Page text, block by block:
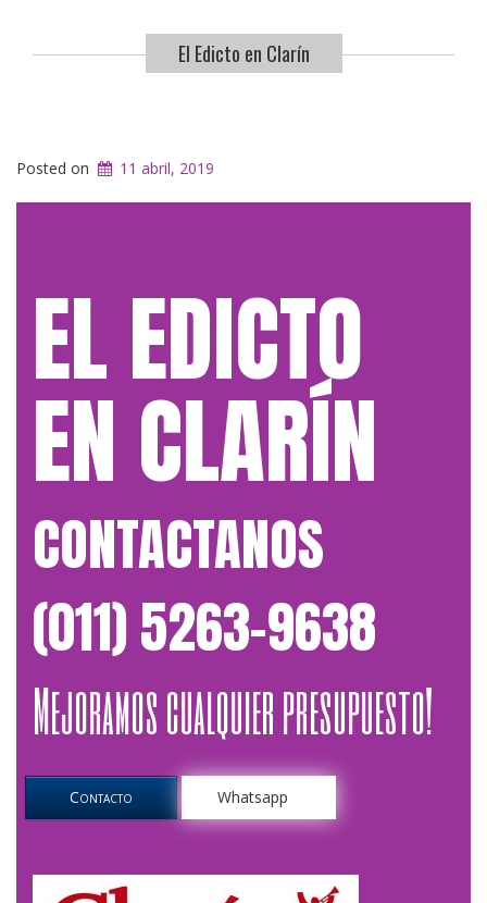
El Edicto en Clarín
Posted on 11 abril, 2019
EL EDICTO
EN CLARÍN
CONTACTANOS
(011) 5263-9638
Mejoramos cualquier presupuesto!
Contacto Whatsapp